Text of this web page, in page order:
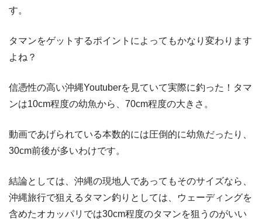
す。
タマンをゲットするポイントによってもかなり変わります
よね？
信憑性の高い沖縄Youtuberを見ていて実際に釣った！タマ
ンは10cm程度の幼魚から、70cm程度の大きさ。
動画であげられている本数的には圧倒的に幼魚だったり、
30cm前後が多いわけです。
結論としては、沖縄の現地人であってもそのサイズなら、
沖縄旅行で狙えるタマン釣りとしては、ウェーディングを
含めたオカッパリでは30cm程度のタマンを狙うのがいい